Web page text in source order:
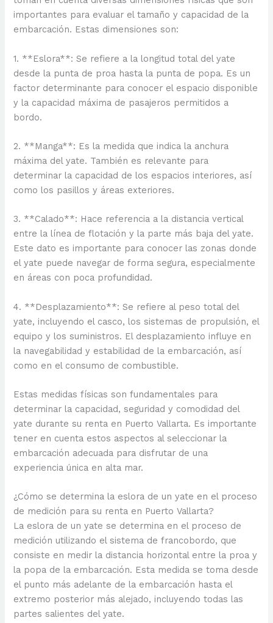
importantes para evaluar el tamaño y capacidad de la
embarcación. Estas dimensiones son:
1. **Eslora**: Se refiere a la longitud total del yate
desde la punta de proa hasta la punta de popa. Es un
factor determinante para conocer el espacio disponible
y la capacidad máxima de pasajeros permitidos a
bordo.
2. **Manga**: Es la medida que indica la anchura
máxima del yate. También es relevante para
determinar la capacidad de los espacios interiores, así
como los pasillos y áreas exteriores.
3. **Calado**: Hace referencia a la distancia vertical
entre la línea de flotación y la parte más baja del yate.
Este dato es importante para conocer las zonas donde
el yate puede navegar de forma segura, especialmente
en áreas con poca profundidad.
4. **Desplazamiento**: Se refiere al peso total del
yate, incluyendo el casco, los sistemas de propulsión, el
equipo y los suministros. El desplazamiento influye en
la navegabilidad y estabilidad de la embarcación, así
como en el consumo de combustible.
Estas medidas físicas son fundamentales para
determinar la capacidad, seguridad y comodidad del
yate durante su renta en Puerto Vallarta. Es importante
tener en cuenta estos aspectos al seleccionar la
embarcación adecuada para disfrutar de una
experiencia única en alta mar.
¿Cómo se determina la eslora de un yate en el proceso
de medición para su renta en Puerto Vallarta?
La eslora de un yate se determina en el proceso de
medición utilizando el sistema de francobordo, que
consiste en medir la distancia horizontal entre la proa y
la popa de la embarcación. Esta medida se toma desde
el punto más adelante de la embarcación hasta el
extremo posterior más alejado, incluyendo todas las
partes salientes del yate.